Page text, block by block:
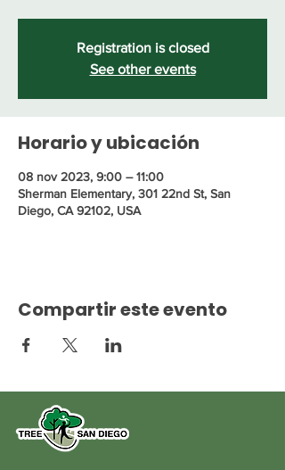
Registration is closed
See other events
Horario y ubicación
08 nov 2023, 9:00 – 11:00
Sherman Elementary, 301 22nd St, San
Diego, CA 92102, USA
Compartir este evento